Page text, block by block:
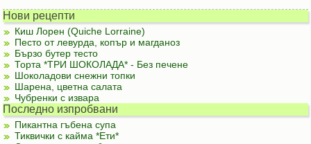
Нови рецепти
Киш Лорен (Quiche Lorraine)
Песто от левурда, копър и магданоз
Бързо бутер тесто
Торта *ТРИ ШОКОЛАДА* - Без печене
Шоколадови снежни топки
Шарена, цветна салата
Чубренки с извара
Последно изпробвани
Пикантна гъбена супа
Тиквички с кайма *Ети*